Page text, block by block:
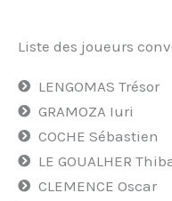
Liste des joueurs
LENGOMAS Trésor
GRAMOZA Iuri
COCHE Sébastien
LE GOUALHER
CLEMENCE Oscar